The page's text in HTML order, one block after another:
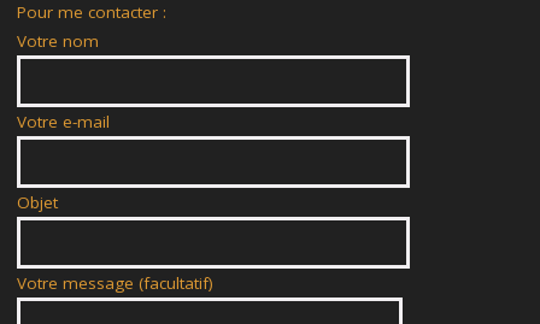
Pour me contacter :
Votre nom
Votre e-mail
Objet
Votre message (facultatif)